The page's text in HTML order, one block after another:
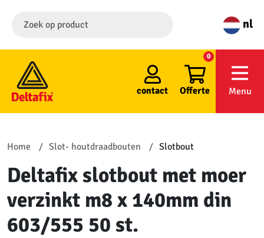
nl
contact Offerte
0
Menu
Home Slot- houtdraadbouten Slotbout
Deltafix slotbout met moer
verzinkt m8 x 140mm din
603/555 50 st.